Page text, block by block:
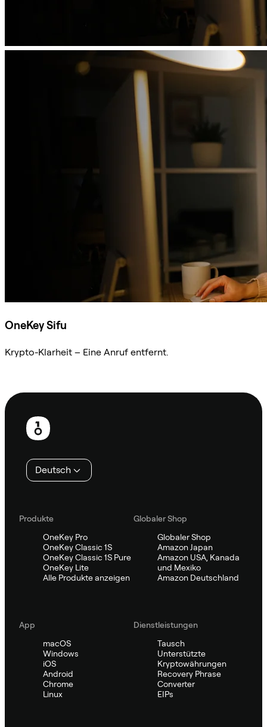
OneKey Sifu
Krypto-Klarheit – Eine Anruf entfernt.
Fußzeile
Deutsch
Produkte
OneKey Pro
OneKey Classic 1S
OneKey Classic 1S Pure
OneKey Lite
Alle Produkte anzeigen
Globaler Shop
Globaler Shop
Amazon Japan
Amazon USA, Kanada
und Mexiko
Amazon Deutschland
App
macOS
Windows
iOS
Android
Chrome
Linux
Dienstleistungen
Tausch
Unterstützte
Kryptowährungen
Recovery Phrase
Converter
EIPs